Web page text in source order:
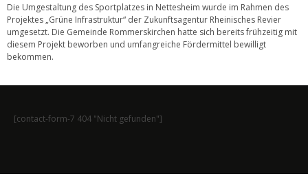
Die Umgestaltung des Sportplatzes in Nettesheim wurde im Rahmen des
Projektes „Grüne Infrastruktur“ der Zukunftsagentur Rheinisches Revier
umgesetzt. Die Gemeinde Rommerskirchen hatte sich bereits frühzeitig mit
diesem Projekt beworben und umfangreiche Fördermittel bewilligt
bekommen.
[contact-form-7 404 "Nicht gefunden"]